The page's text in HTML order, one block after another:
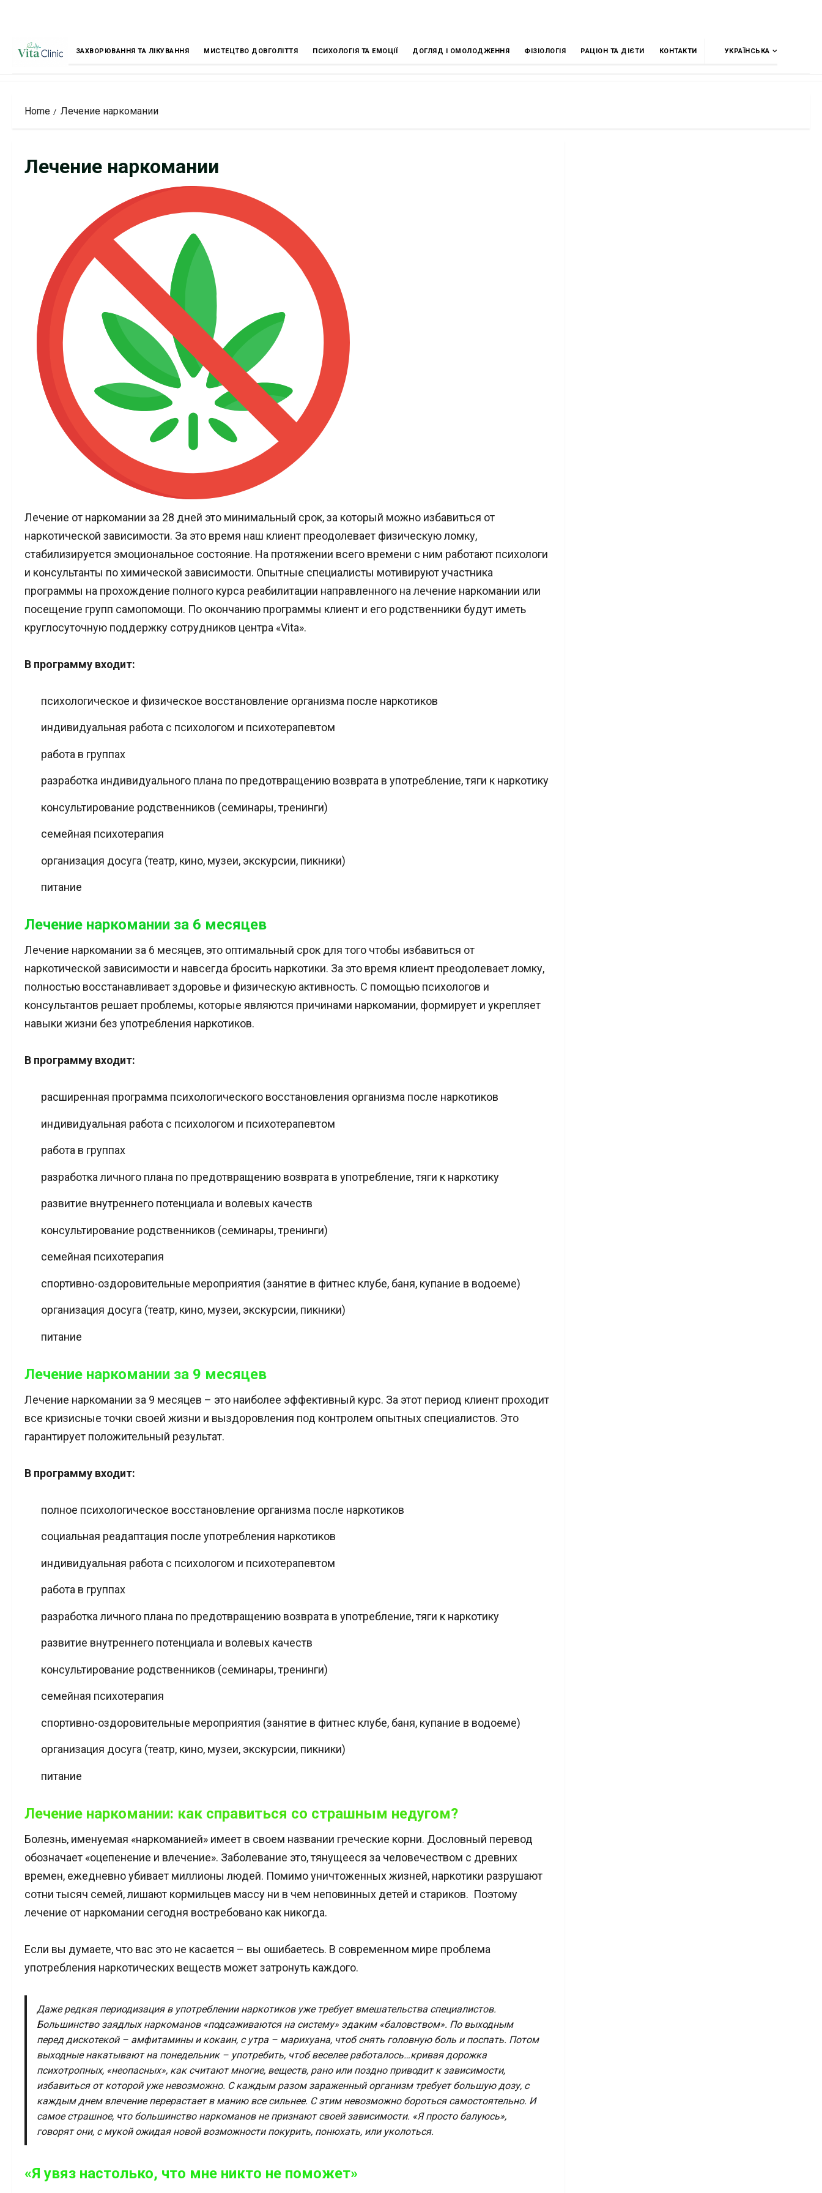
content
ЗАХВОРЮВАННЯ ТА ЛІКУВАННЯ МИСТЕЦТВО ДОВГОЛІТТЯ ПСИХОЛОГІЯ ТА ЕМОЦІЇ ДОГЛЯД І ОМОЛОДЖЕННЯ ФІЗІОЛОГІЯ РАЦІОН ТА ДІЄТИ КОНТАКТИ УКРАЇНСЬКА
Home Лечение наркомании
Лечение наркомании
Лечение от наркомании за 28 дней это минимальный срок, за который можно избавиться от
наркотической зависимости. За это время наш клиент преодолевает физическую ломку,
стабилизируется эмоциональное состояние. На протяжении всего времени с ним работают психологи
и консультанты по химической зависимости. Опытные специалисты мотивируют участника
программы на прохождение полного курса реабилитации направленного на лечение наркомании или
посещение групп самопомощи. По окончанию программы клиент и его родственники будут иметь
круглосуточную поддержку сотрудников центра «Vita».
В программу входит:
психологическое и физическое восстановление организма после наркотиков
индивидуальная работа с психологом и психотерапевтом
работа в группах
разработка индивидуального плана по предотвращению возврата в употребление, тяги к наркотику
консультирование родственников (семинары, тренинги)
семейная психотерапия
организация досуга (театр, кино, музеи, экскурсии, пикники)
питание
Лечение наркомании за 6 месяцев
Лечение наркомании за 6 месяцев, это оптимальный срок для того чтобы избавиться от
наркотической зависимости и навсегда бросить наркотики. За это время клиент преодолевает ломку,
полностью восстанавливает здоровье и физическую активность. С помощью психологов и
консультантов решает проблемы, которые являются причинами наркомании, формирует и укрепляет
навыки жизни без употребления наркотиков.
В программу входит:
расширенная программа психологического восстановления организма после наркотиков
индивидуальная работа с психологом и психотерапевтом
работа в группах
разработка личного плана по предотвращению возврата в употребление, тяги к наркотику
развитие внутреннего потенциала и волевых качеств
консультирование родственников (семинары, тренинги)
семейная психотерапия
спортивно-оздоровительные мероприятия (занятие в фитнес клубе, баня, купание в водоеме)
организация досуга (театр, кино, музеи, экскурсии, пикники)
питание
Лечение наркомании за 9 месяцев
Лечение наркомании за 9 месяцев – это наиболее эффективный курс. За этот период клиент проходит
все кризисные точки своей жизни и выздоровления под контролем опытных специалистов. Это
гарантирует положительный результат.
В программу входит:
полное психологическое восстановление организма после наркотиков
социальная реадаптация после употребления наркотиков
индивидуальная работа с психологом и психотерапевтом
работа в группах
разработка личного плана по предотвращению возврата в употребление, тяги к наркотику
развитие внутреннего потенциала и волевых качеств
консультирование родственников (семинары, тренинги)
семейная психотерапия
спортивно-оздоровительные мероприятия (занятие в фитнес клубе, баня, купание в водоеме)
организация досуга (театр, кино, музеи, экскурсии, пикники)
питание
Лечение наркомании: как справиться со страшным недугом?
Болезнь, именуемая «наркоманией» имеет в своем названии греческие корни. Дословный перевод
обозначает «оцепенение и влечение». Заболевание это, тянущееся за человечеством с древних
времен, ежедневно убивает миллионы людей. Помимо уничтоженных жизней, наркотики разрушают
сотни тысяч семей, лишают кормильцев массу ни в чем неповинных детей и стариков. Поэтому
лечение от наркомании сегодня востребовано как никогда.
Если вы думаете, что вас это не касается – вы ошибаетесь. В современном мире проблема
употребления наркотических веществ может затронуть каждого.
Даже редкая периодизация в употреблении наркотиков уже требует вмешательства специалистов.
Большинство заядлых наркоманов «подсаживаются на систему» эдаким «баловством». По выходным
перед дискотекой – амфитамины и кокаин, с утра – марихуана, чтоб снять головную боль и поспать. Потом
выходные накатывают на понедельник – употребить, чтоб веселее работалось…кривая дорожка
психотропных, «неопасных», как считают многие, веществ, рано или поздно приводит к зависимости,
избавиться от которой уже невозможно. С каждым разом зараженный организм требует большую дозу, с
каждым днем влечение перерастает в манию все сильнее. С этим невозможно бороться самостоятельно. И
самое страшное, что большинство наркоманов не признают своей зависимости. «Я просто балуюсь»,
говорят они, с мукой ожидая новой возможности покурить, понюхать, или уколоться.
«Я увяз настолько, что мне никто не поможет»